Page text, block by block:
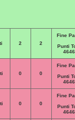
2 2
Fine
Punti
0 0
Fine
Punti
0 0
Fine
Punti